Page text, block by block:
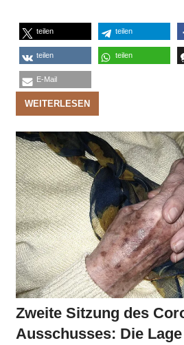
teilen teilen
teilen teilen
E-Mail
WEITERLESEN
Zweite Sitzung des
Ausschusses: Die